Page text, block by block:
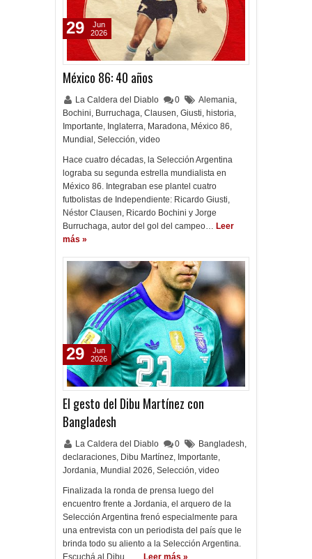
México 86: 40 años
La Caldera del Diablo 0 Alemania,
Bochini, Burruchaga, Clausen, Giusti, historia,
Importante, Inglaterra, Maradona, México 86,
Mundial , Selección, video
Hace cuatro décadas, la Selección Argentina
lograba su segunda estrella mundialista en
México 86. Integraban ese plantel cuatro
futbolistas de Independiente: Ricardo Giusti,
Néstor Clausen, Ricardo Bochini y Jorge
Burruchaga, autor del gol del campeo… Leer
más »
29
Jun
2026
El gesto del Dibu Martínez con
Bangladesh
La Caldera del Diablo 0 Bangladesh,
declaraciones, Dibu Martínez, Importante,
Jordania, Mundial 2026, Selección, video
Finalizada la ronda de prensa luego del
encuentro frente a Jordania, el arquero de la
Selección Argentina frenó especialmente para
una entrevista con un periodista del país que le
brinda todo su aliento a la Selección Argentina.
Escuchá al Dibu. …
Leer más »
29
Jun
2026